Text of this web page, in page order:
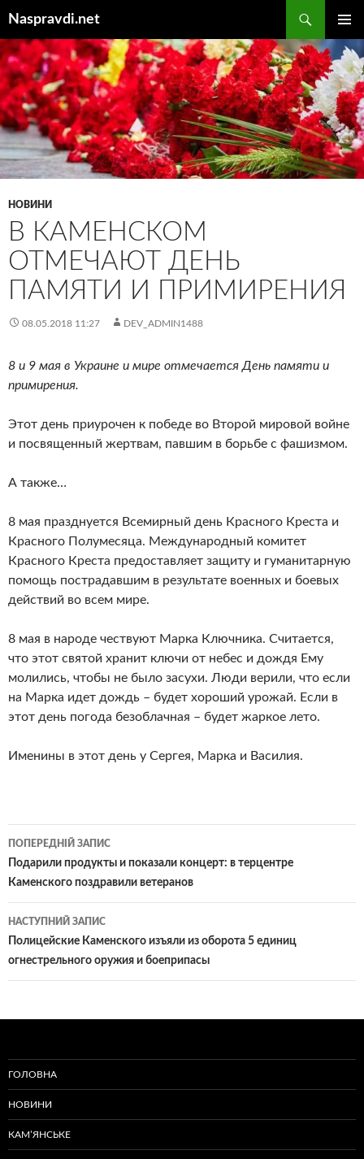
вмісту
Naspravdi.net
МЕНЮ
НОВИНИ
В КАМЕНСКОМ
ОТМЕЧАЮТ ДЕНЬ
ПАМЯТИ И ПРИМИРЕНИЯ
08.05.2018 11:27 DEV_ADMIN1488
8 и 9 мая в Украине и мире отмечается День памяти и
примирения.
Этот день приурочен к победе во Второй мировой войне
и посвященный жертвам, павшим в борьбе с фашизмом.
А также…
8 мая празднуется Всемирный день Красного Креста и
Красного Полумесяца. Международный комитет
Красного Креста предоставляет защиту и гуманитарную
помощь пострадавшим в результате военных и боевых
действий во всем мире.
8 мая в народе чествуют Марка Ключника. Считается,
что этот святой хранит ключи от небес и дождя Ему
молились, чтобы не было засухи. Люди верили, что если
на Марка идет дождь – будет хороший урожай. Если в
этот день погода безоблачная – будет жаркое лето.
Именины в этот день у Сергея, Марка и Василия.
Навігація
по
ПОПЕРЕДНІЙ ЗАПИС
Подарили продукты и показали концерт: в терцентре
Каменского поздравили ветеранов
НАСТУПНИЙ ЗАПИС
Полицейские Каменского изъяли из оборота 5 единиц
огнестрельного оружия и боеприпасы
ГОЛОВНА
НОВИНИ
КАМ’ЯНСЬКЕ